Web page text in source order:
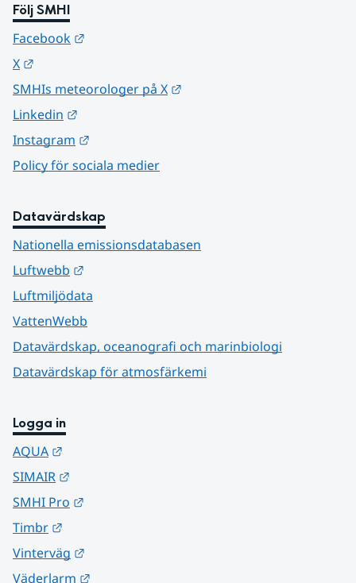
Följ SMHI
Facebook
X
SMHIs meteorologer på X
Linkedin
Instagram
Policy för sociala medier
Datavärdskap
Nationella emissionsdatabasen
Luftwebb
Luftmiljödata
VattenWebb
Datavärdskap, oceanografi och marinbiologi
Datavärdskap för atmosfärkemi
Logga in
AQUA
SIMAIR
SMHI Pro
Timbr
Vinterväg
Väderlarm